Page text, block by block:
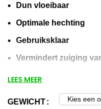
Dun vloeibaar
Optimale hechting
Gebruiksklaar
Vermindert zuiging
Droogtijd 15 min/ 2 uur
Voor 12:00
LEES MEER
GEWICHT